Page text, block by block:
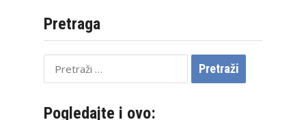
Pretraga
Pretraži:
Pogledajte i ovo: